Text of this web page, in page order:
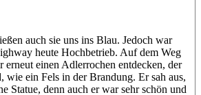
auch sie uns ins Blau. Jedoch war
heute Hochbetrieb. Auf dem Weg
einen Adlerrochen entdecken, der
wie ein Fels in der Brandung. Er sah aus,
Statue, denn auch er war sehr schön und